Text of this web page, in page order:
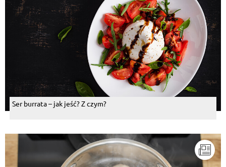
Ser burrata – jak jeść? Z czym?